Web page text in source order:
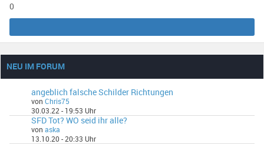
0
NEU IM FORUM
angeblich falsche Schilder Richtungen
von Chris75
30.03.22 - 19:53 Uhr
SFD Tot? WO seid ihr alle?
von aska
13.10.20 - 20:33 Uhr